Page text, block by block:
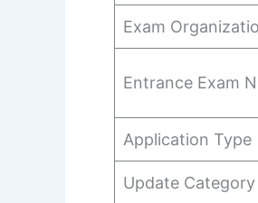
Exam
Entrance Exam
Application Type
Update Category